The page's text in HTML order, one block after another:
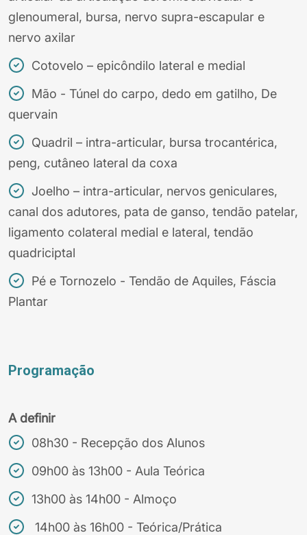
glenoumeral, bursa, nervo supra-escapular e
nervo axilar
Cotovelo – epicôndilo lateral e medial
Mão - Túnel do carpo, dedo em gatilho, De
quervain
Quadril – intra-articular, bursa trocantérica,
peng, cutâneo lateral da coxa
Joelho – intra-articular, nervos geniculares,
canal dos adutores, pata de ganso, tendão patelar,
ligamento colateral medial e lateral, tendão
quadriciptal
Pé e Tornozelo - Tendão de Aquiles, Fáscia
Plantar
Programação
A definir
08h30 - Recepção dos Alunos
09h00 às 13h00 - Aula Teórica
13h00 às 14h00 - Almoço
14h00 às 16h00 - Teórica/Prática